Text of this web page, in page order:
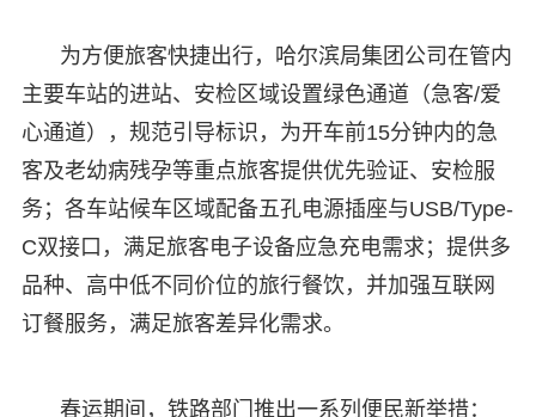
为方便旅客快捷出行，哈尔滨局集团公司在管内
主要车站的进站、安检区域设置绿色通道（急客/爱
心通道），规范引导标识，为开车前15分钟内的急
客及老幼病残孕等重点旅客提供优先验证、安检服
务；各车站候车区域配备五孔电源插座与USB/Type-
C双接口，满足旅客电子设备应急充电需求；提供多
品种、高中低不同价位的旅行餐饮，并加强互联网
订餐服务，满足旅客差异化需求。
春运期间，铁路部门推出一系列便民新举措：